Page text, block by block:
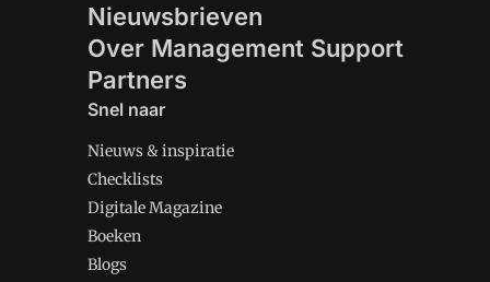
Nieuwsbrieven
Over Management Support
Partners
Snel naar
Nieuws & inspiratie
Checklists
Digitale Magazine
Boeken
Blogs